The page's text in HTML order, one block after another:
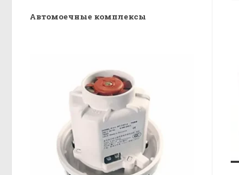
Автомоечные комплексы